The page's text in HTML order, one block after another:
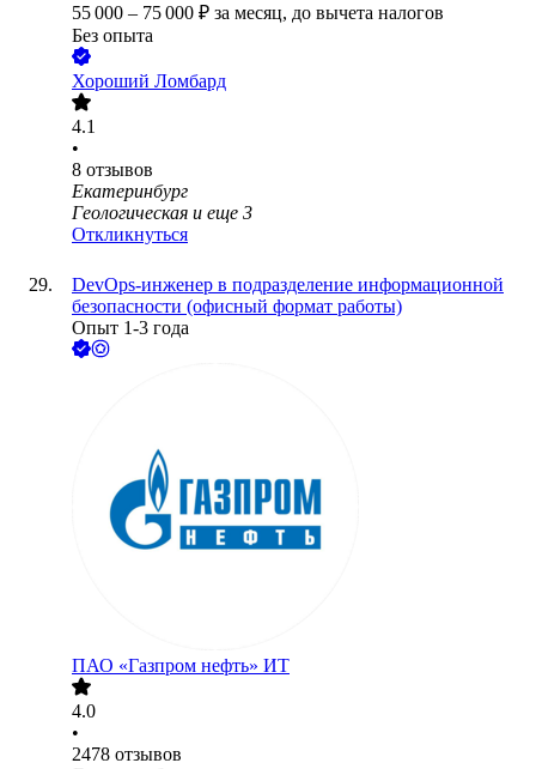
55 000 – 75 000 ₽ за месяц, до вычета налогов
Без опыта
Хороший Ломбард
4.1
•
8 отзывов
Екатеринбург
Геологическая и еще 3
Откликнуться
DevOps-инженер в подразделение информационной
безопасности (офисный формат работы)
Опыт 1-3 года
ПАО «Газпром нефть» ИТ
4.0
•
2478 отзывов